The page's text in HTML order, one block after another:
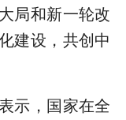
局和新一轮改
建设，共创中
示，国家在全